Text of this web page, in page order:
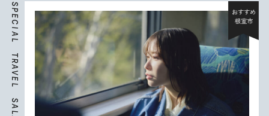
S
P
E
C
I
A
L
T
R
A
V
E
L
S
A
L
おすすめ
根室市